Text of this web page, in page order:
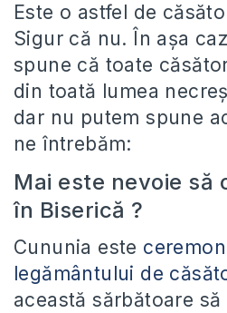
Este o astfel de
Sigur că nu. În aşa
spune că toate
din toată lumea
dar nu putem spune
ne întrebăm:
Mai este nevoie să
în Biserică ?
Cununia este
legământului de
această sărbătoare